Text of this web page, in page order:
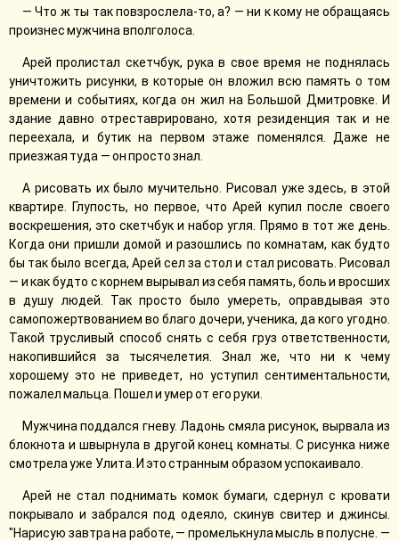
— Что ж ты так повзрослела-то, а? — ни к кому не обращаясь
произнес мужчина вполголоса.
Арей пролистал скетчбук, рука в свое время не поднялась
уничтожить рисунки, в которые он вложил всю память о том
времени и событиях, когда он жил на Большой Дмитровке. И
здание давно отреставрировано, хотя резиденция так и не
переехала, и бутик на первом этаже поменялся. Даже не
приезжая туда — он просто знал.
А рисовать их было мучительно. Рисовал уже здесь, в этой
квартире. Глупость, но первое, что Арей купил после своего
воскрешения, это скетчбук и набор угля. Прямо в тот же день.
Когда они пришли домой и разошлись по комнатам, как будто
бы так было всегда, Арей сел за стол и стал рисовать. Рисовал
— и как будто с корнем вырывал из себя память, боль и вросших
в душу людей. Так просто было умереть, оправдывая это
самопожертвованием во благо дочери, ученика, да кого угодно.
Такой трусливый способ снять с себя груз ответственности,
накопившийся за тысячелетия. Знал же, что ни к чему
хорошему это не приведет, но уступил сентиментальности,
пожалел мальца. Пошел и умер от его руки.
Мужчина поддался гневу. Ладонь смяла рисунок, вырвала из
блокнота и швырнула в другой конец комнаты. С рисунка ниже
смотрела уже Улита. И это странным образом успокаивало.
Арей не стал поднимать комок бумаги, сдернул с кровати
покрывало и забрался под одеяло, скинув свитер и джинсы.
"Нарисую завтра на работе, — промелькнула мысль в полусне. —